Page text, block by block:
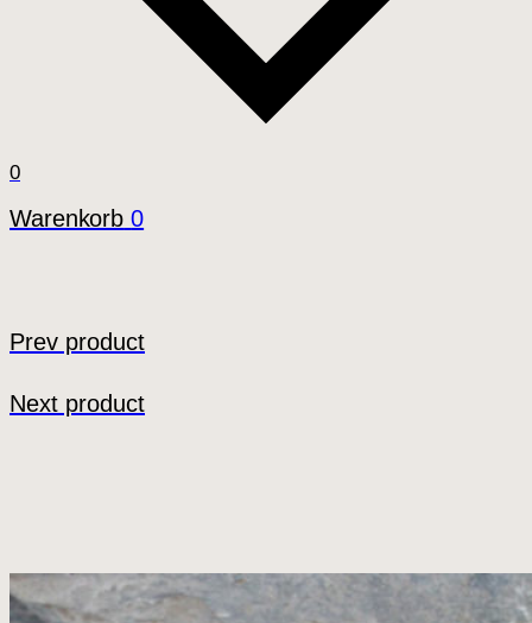
0
Warenkorb 0
Prev product
Next product